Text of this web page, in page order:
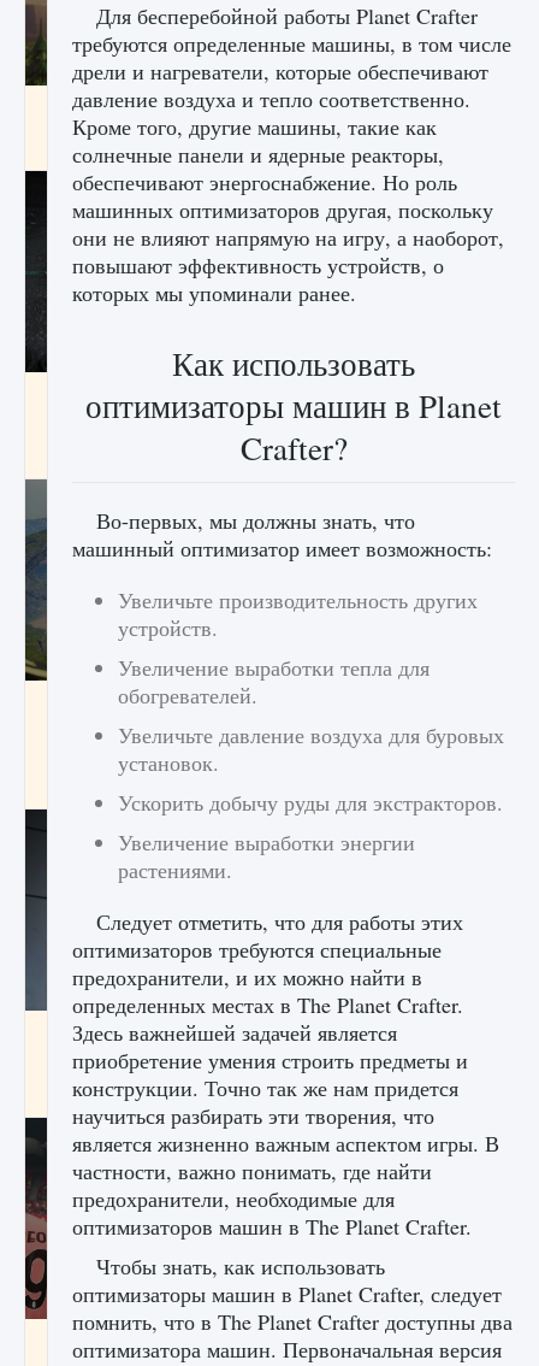
Как заработать медали лиги Clash of Clans
9 августа 2024
FC 25
2 395 0
Как исправить ошибку Palworld EPalworld
«Идет сохранение мира — Невозможно
начать сохранение данных мира»
Все новые функции в режиме карьеры EA
FC 25
9 августа 2024 2 096 0 2
Входят ли «Милан» и «Интер» в EA FC 25
Для бесперебойной работы Planet Crafter
требуются определенные машины, в том числе
дрели и нагреватели, которые обеспечивают
давление воздуха и тепло соответственно.
Кроме того, другие машины, такие как
солнечные панели и ядерные реакторы,
обеспечивают энергоснабжение. Но роль
машинных оптимизаторов другая, поскольку
они не влияют напрямую на игру, а наоборот,
повышают эффективность устройств, о
которых мы упоминали ранее.
Как использовать
оптимизаторы машин в Planet
Crafter?
Во-первых, мы должны знать, что
машинный оптимизатор имеет возможность:
Увеличьте производительность других
устройств.
Увеличение выработки тепла для
обогревателей.
Увеличьте давление воздуха для буровых
установок.
Ускорить добычу руды для экстракторов.
Увеличение выработки энергии
растениями.
Следует отметить, что для работы этих
оптимизаторов требуются специальные
предохранители, и их можно найти в
определенных местах в The Planet Crafter.
Здесь важнейшей задачей является
приобретение умения строить предметы и
конструкции. Точно так же нам придется
научиться разбирать эти творения, что
является жизненно важным аспектом игры. В
частности, важно понимать, где найти
предохранители, необходимые для
оптимизаторов машин в The Planet Crafter.
Чтобы знать, как использовать
оптимизаторы машин в Planet Crafter, следует
помнить, что в The Planet Crafter доступны два
оптимизатора машин. Первоначальная версия